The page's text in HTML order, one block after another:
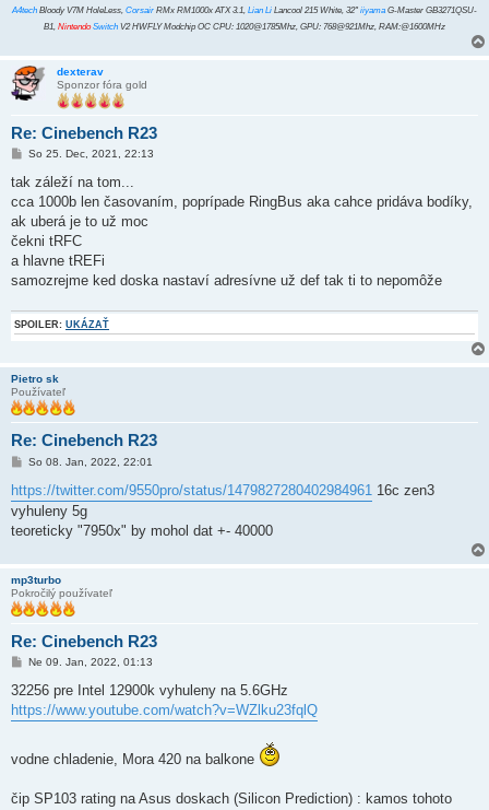
A4tech Bloody V7M HoleLess, Corsair RMx RM1000x ATX 3.1, Lian Li Lancool 215 White, 32" iiyama G-Master GB3271QSU-
B1, Nintendo Switch V2 HWFLY Modchip OC CPU: 1020@1785Mhz, GPU: 768@921Mhz, RAM:@1600MHz
dexterav
Sponzor fóra gold
Re: Cinebench R23
P
í
p
e
o
k
So 25. Dec, 2021, 22:13
tak záleží na tom...
cca 1000b len časovaním, poprípade RingBus aka cahce pridáva bodíky,
ak uberá je to už moc
čekni tRFC
a hlavne tREFi
samozrejme ked doska nastaví adresívne už def tak ti to nepomôže
SPOILER: UKÁZAŤ
Pietro sk
Používateľ
Re: Cinebench R23
P
í
s
p
e
v
k
So 08. Jan, 2022, 22:01
https://twitter.com/9550pro/status/1479827280402984961 16c zen3
vyhuleny 5g
teoreticky "7950x" by mohol dat +- 40000
mp3turbo
Pokročilý používateľ
Re: Cinebench R23
P
í
p
k
Ne 09. Jan, 2022, 01:13
32256 pre Intel 12900k vyhuleny na 5.6GHz
https://www.youtube.com/watch?v=WZlku23fqlQ
vodne chladenie, Mora 420 na balkone
čip SP103 rating na Asus doskach (Silicon Prediction) : kamos tohoto